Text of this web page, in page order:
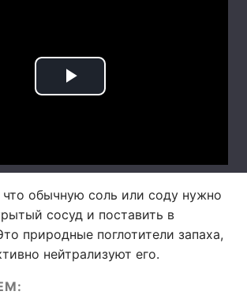
что обычную соль или соду нужно
сосуд и поставить в
природные поглотители запаха,
нейтрализуют его.